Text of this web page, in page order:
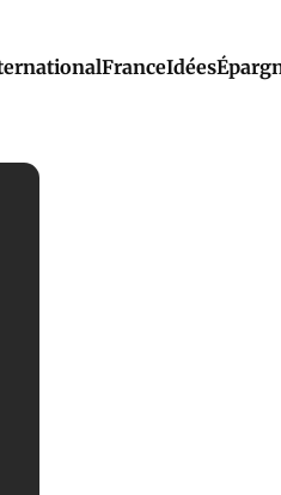
FranceIdées